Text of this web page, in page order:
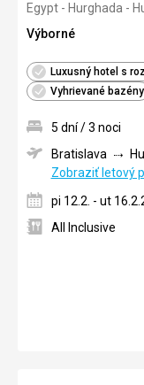
Egypt - Hurghada -
Výborné
Luxusný hotel s
Vyhrievané bazény
5 dní / 3 noci
Bratislava
Zobraziť letový
pi 12.2. - ut
All Inclusive